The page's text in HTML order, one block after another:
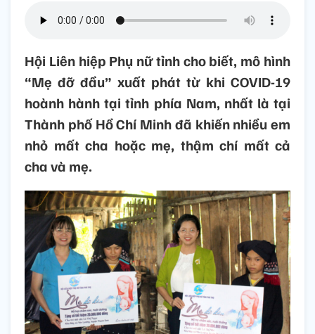
Hội Liên hiệp Phụ nữ tỉnh cho biết, mô hình
“Mẹ đỡ đầu” xuất phát từ khi COVID-19
hoành hành tại tỉnh phía Nam, nhất là tại
Thành phố Hồ Chí Minh đã khiến nhiều em
nhỏ mất cha hoặc mẹ, thậm chí mất cả
cha và mẹ.